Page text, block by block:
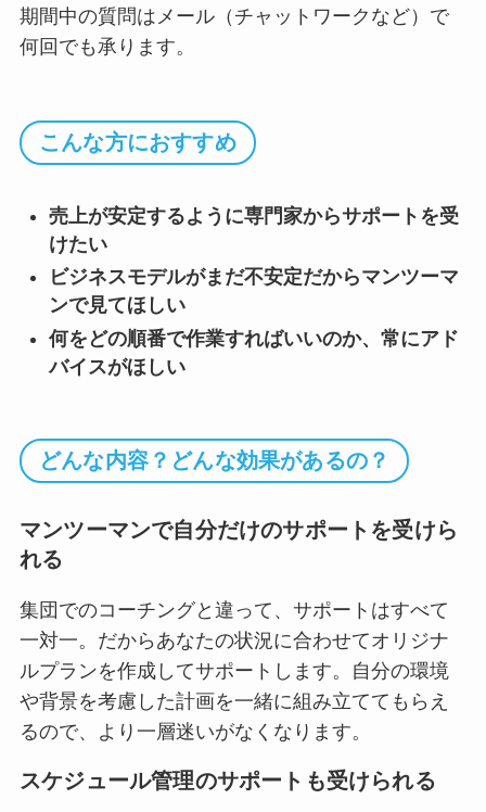
期間中の質問はメール（チャットワークなど）で
何回でも承ります。
こんな方におすすめ
売上が安定するように専門家からサポートを受
けたい
ビジネスモデルがまだ不安定だからマンツーマ
ンで見てほしい
何をどの順番で作業すればいいのか、常にアド
バイスがほしい
どんな内容？どんな効果があるの？
マンツーマンで自分だけのサポートを受けら
れる
集団でのコーチングと違って、サポートはすべて
一対一。だからあなたの状況に合わせてオリジナ
ルプランを作成してサポートします。自分の環境
や背景を考慮した計画を一緒に組み立ててもらえ
るので、より一層迷いがなくなります。
スケジュール管理のサポートも受けられる